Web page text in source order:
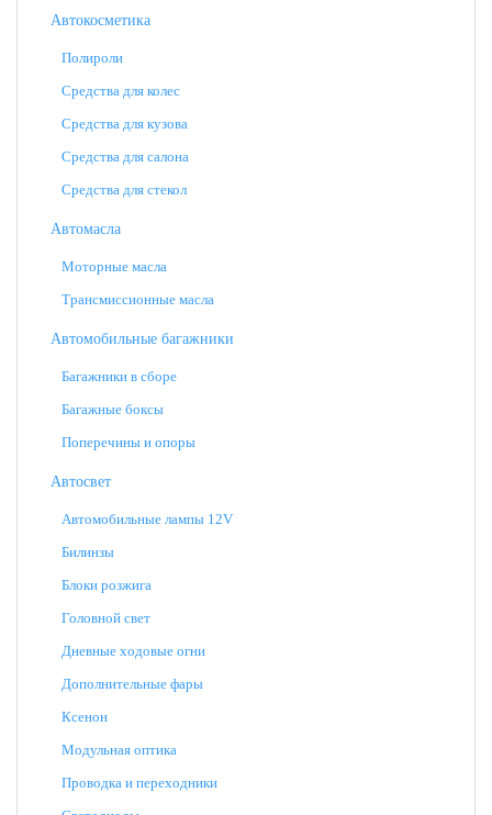
Автокосметика
Полироли
Средства для колес
Средства для кузова
Средства для салона
Средства для стекол
Автомасла
Моторные масла
Трансмиссионные масла
Автомобильные багажники
Багажники в сборе
Багажные боксы
Поперечины и опоры
Автосвет
Автомобильные лампы 12V
Билинзы
Блоки розжига
Головной свет
Дневные ходовые огни
Дополнительные фары
Ксенон
Модульная оптика
Проводка и переходники